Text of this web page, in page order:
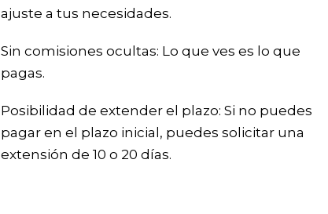
ajuste a tus necesidades.
Sin comisiones ocultas: Lo que ves es lo que
pagas.
Posibilidad de extender el plazo: Si no puedes
pagar en el plazo inicial, puedes solicitar una
extensión de 10 o 20 días.